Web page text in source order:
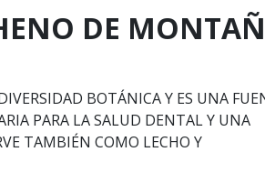
DE
BOTÁNICA Y ES UNA
PARA LA SALUD DENTAL Y UNA
TAMBIÉN COMO LECHO Y